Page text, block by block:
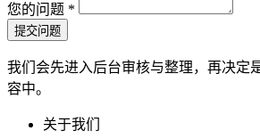
您的问题 *
提交问题
我们会先进入后台审核与整理，再决定
容中。
关于我们